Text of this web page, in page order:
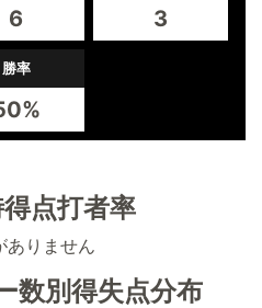
6 3
勝率
点打者率
ありません
数別得失点分布